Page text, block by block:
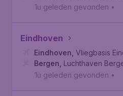
1u geleden gevonden •
Eindhoven
Eindhoven Vliegbasis
Bergen Luchthaven
1u geleden gevonden •